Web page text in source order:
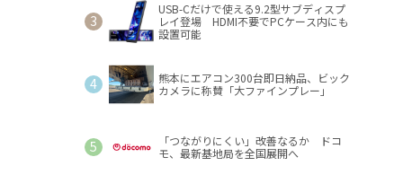
USB-Cだけで使える9.2型サブディスプ
レイ登場 HDMI不要でPCケース内にも
設置可能
熊本にエアコン300台即日納品、ビック
カメラに称賛「大ファインプレー」
「つながりにくい」改善なるか ドコ
モ、最新基地局を全国展開へ